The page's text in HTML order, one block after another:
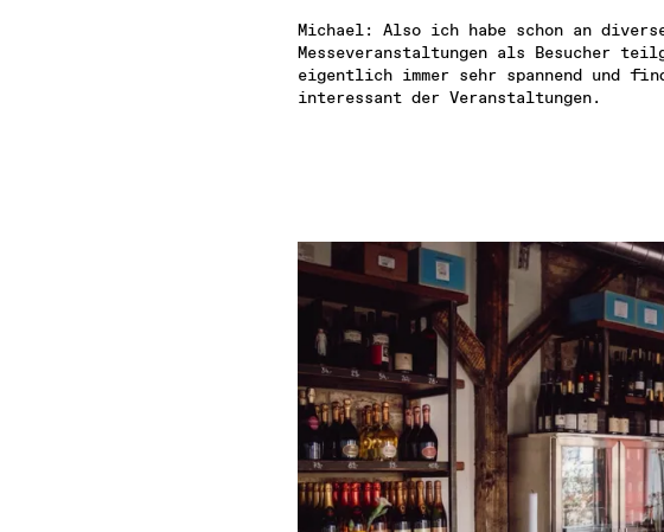
Michael: Also ich habe schon an
Messeveranstaltungen als Besucher
eigentlich immer sehr spannend und
interessant der Veranstaltungen.